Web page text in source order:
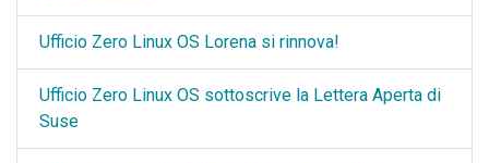
Ufficio Zero Linux OS Lorena si rinnova!
Ufficio Zero Linux OS sottoscrive la Lettera Aperta di
Suse